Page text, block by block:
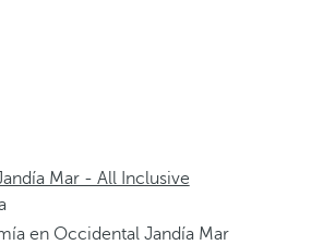
Mar - All Inclusive
en Occidental Jandía Mar